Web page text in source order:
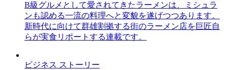
B級グルメとして愛されてきたラーメンは、ミシュラ
ンも認める一流の料理へと変貌を遂げつつあります。
新時代に向けて群雄割拠する街のラーメン店を巨匠自
らが実食リポートする連載です。
ビジネス ストーリー